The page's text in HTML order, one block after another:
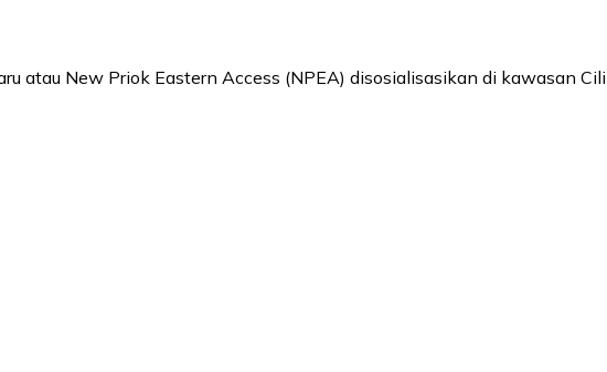
atau New Priok Eastern Access (NPEA) disosialisasikan di kawasan